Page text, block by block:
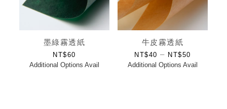
墨綠霧透紙
NT$60
Additional Options Avail
牛皮霧透紙
NT$40 – NT$50
Additional Options Avail